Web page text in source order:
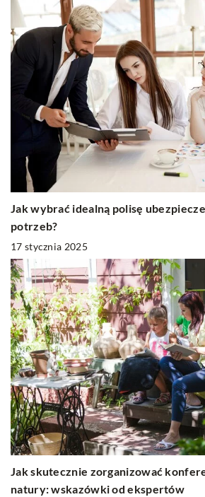
Jak wybrać idealną polisę
potrzeb?
17 stycznia 2025
Jak skutecznie zorganizować
natury: wskazówki od ekspertów